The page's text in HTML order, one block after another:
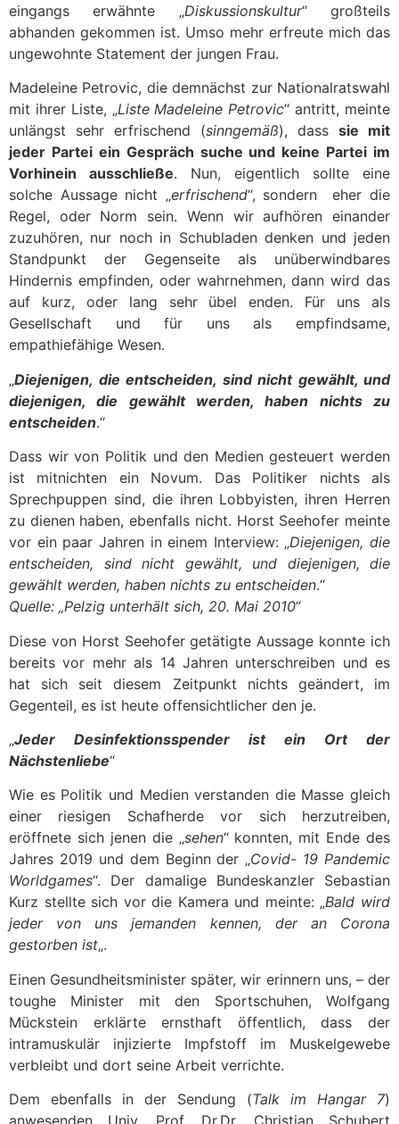
eingangs erwähnte „Diskussionskultur“ großteils
abhanden gekommen ist. Umso mehr erfreute mich das
ungewohnte Statement der jungen Frau.
Madeleine Petrovic, die demnächst zur Nationalratswahl
mit ihrer Liste, „Liste Madeleine Petrovic“ antritt, meinte
unlängst sehr erfrischend (sinngemäß), dass sie mit
jeder Partei ein Gespräch suche und keine Partei im
Vorhinein ausschließe. Nun, eigentlich sollte eine
solche Aussage nicht „erfrischend“, sondern eher die
Regel, oder Norm sein. Wenn wir aufhören einander
zuzuhören, nur noch in Schubladen denken und jeden
Standpunkt der Gegenseite als unüberwindbares
Hindernis empfinden, oder wahrnehmen, dann wird das
auf kurz, oder lang sehr übel enden. Für uns als
Gesellschaft und für uns als empfindsame,
empathiefähige Wesen.
„Diejenigen, die entscheiden, sind nicht gewählt, und
diejenigen, die gewählt werden, haben nichts zu
entscheiden.“
Dass wir von Politik und den Medien gesteuert werden
ist mitnichten ein Novum. Das Politiker nichts als
Sprechpuppen sind, die ihren Lobbyisten, ihren Herren
zu dienen haben, ebenfalls nicht. Horst Seehofer meinte
vor ein paar Jahren in einem Interview: „Diejenigen, die
entscheiden, sind nicht gewählt, und diejenigen, die
gewählt werden, haben nichts zu entscheiden.“
Quelle: „Pelzig unterhält sich, 20. Mai 2010“
Diese von Horst Seehofer getätigte Aussage konnte ich
bereits vor mehr als 14 Jahren unterschreiben und es
hat sich seit diesem Zeitpunkt nichts geändert, im
Gegenteil, es ist heute offensichtlicher den je.
„Jeder Desinfektionsspender ist ein Ort der
Nächstenliebe“
Wie es Politik und Medien verstanden die Masse gleich
einer riesigen Schafherde vor sich herzutreiben,
eröffnete sich jenen die „sehen“ konnten, mit Ende des
Jahres 2019 und dem Beginn der „Covid- 19 Pandemic
Worldgames“. Der damalige Bundeskanzler Sebastian
Kurz stellte sich vor die Kamera und meinte: „Bald wird
jeder von uns jemanden kennen, der an Corona
gestorben ist„.
Einen Gesundheitsminister später, wir erinnern uns, – der
toughe Minister mit den Sportschuhen, Wolfgang
Mückstein erklärte ernsthaft öffentlich, dass der
intramuskulär injizierte Impfstoff im Muskelgewebe
verbleibt und dort seine Arbeit verrichte.
Dem ebenfalls in der Sendung (Talk im Hangar 7)